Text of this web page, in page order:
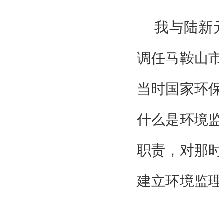
我与陆新
调任马鞍山
当时国家环
什么是环境
职责，对那
建立环境监